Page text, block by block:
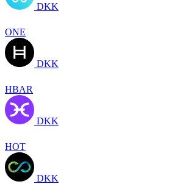
DKK
ONE
DKK
HBAR
DKK
HOT
DKK